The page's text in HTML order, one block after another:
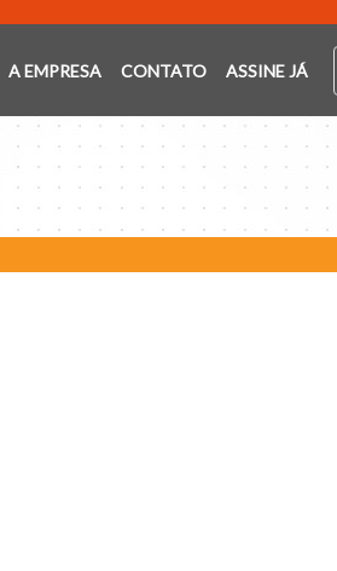
A EMPRESA CONTATO ASSINE JÁ